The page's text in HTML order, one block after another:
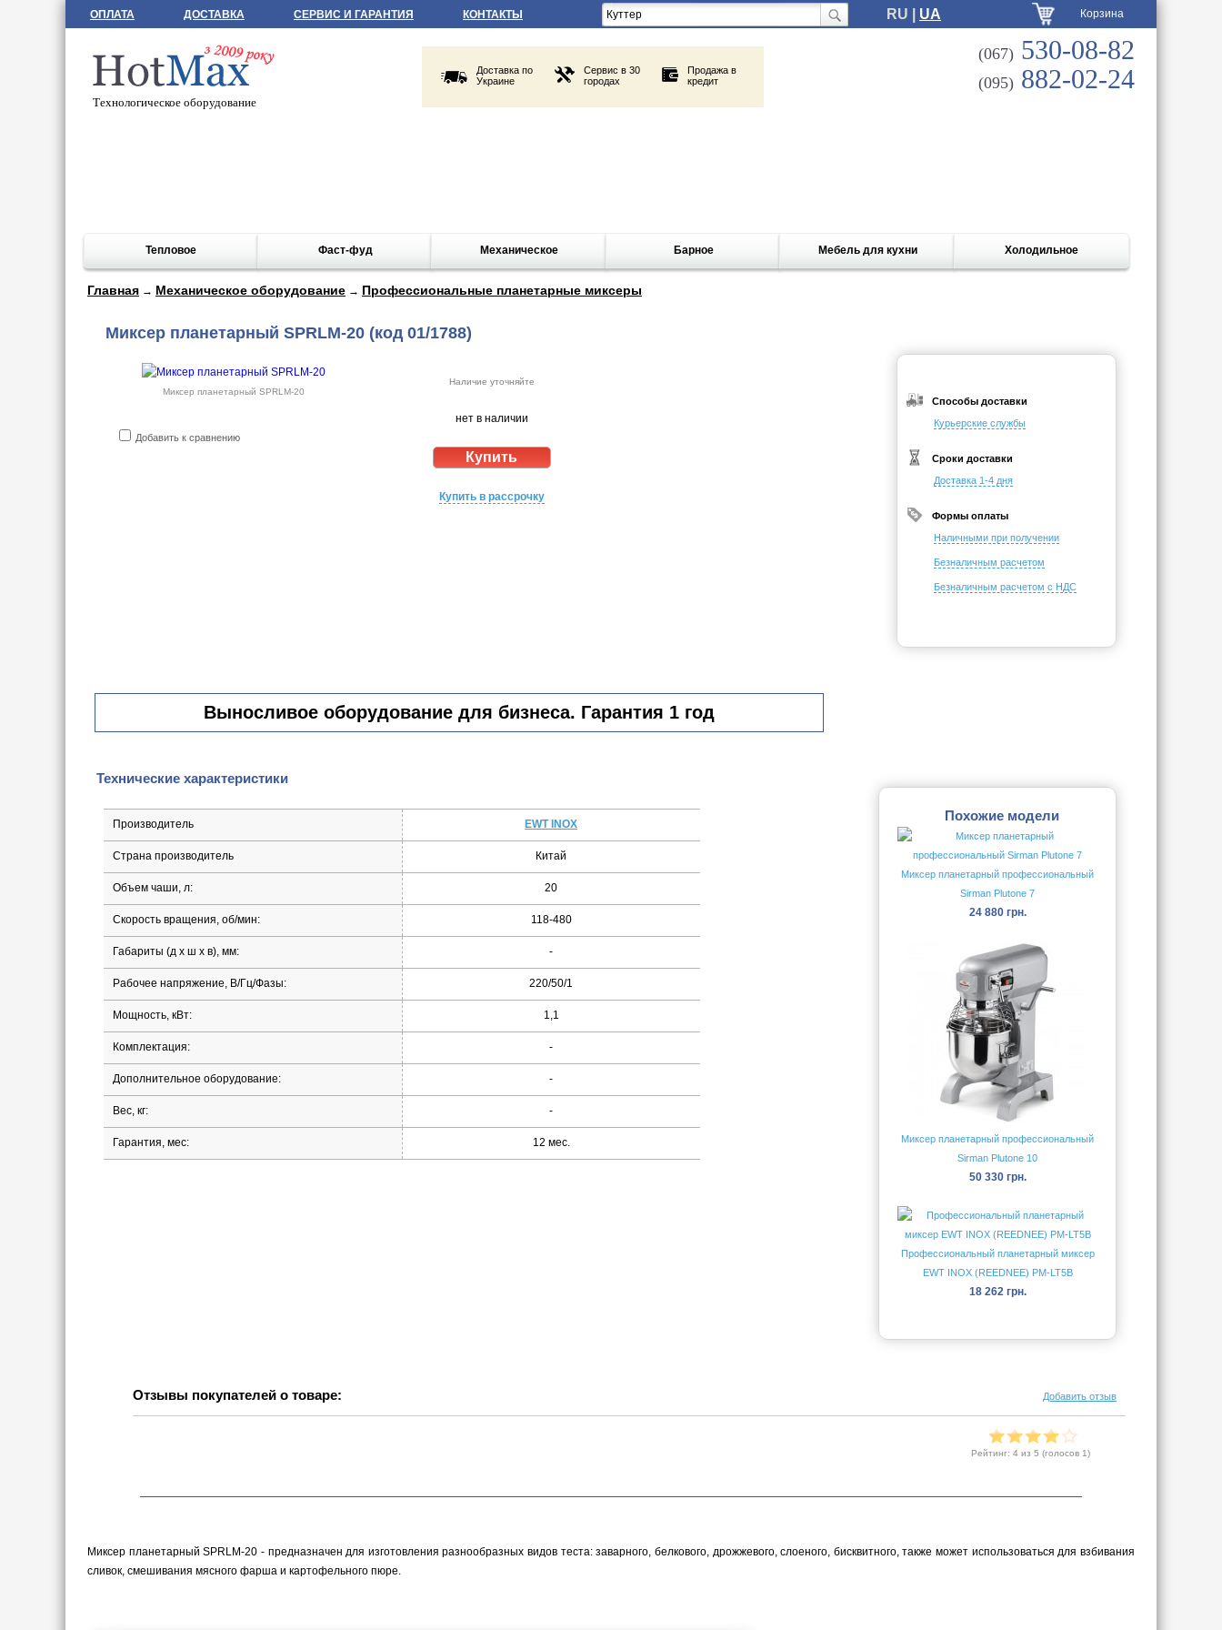
ОПЛАТА ДОСТАВКА СЕРВИС И ГАРАНТИЯ КОНТАКТЫ RU | UA Корзина
Технологическое оборудование
Доставка по
Украине
Сервис в 30
городах
Продажа в
кредит
(067) 530-08-82
(095) 882-02-24
Тепловое Фаст-фуд Механическое Барное Мебель для кухни Холодильное
Главная → Механическое оборудование → Профессиональные планетарные миксеры
Миксер планетарный SPRLM-20 (код 01/1788)
Миксер планетарный SPRLM-20
Добавить к сравнению
Наличие уточняйте
нет в наличии
Купить в рассрочку
Способы доставки
Курьерские службы
Сроки доставки
Доставка 1-4 дня
Формы оплаты
Наличными при получении
Безналичным расчетом
Безналичным расчетом с НДС
Выносливое оборудование для бизнеса. Гарантия 1 год
Технические характеристики
Производитель EWT INOX
Страна производитель Китай
Объем чаши, л: 20
Скорость вращения, об/мин: 118-480
Габариты (д х ш х в), мм: -
Рабочее напряжение, В/Гц/Фазы: 220/50/1
Мощность, кВт: 1,1
Комплектация: -
Дополнительное оборудование: -
Вес, кг: -
Гарантия, мес: 12 мес.
Похожие модели
Миксер планетарный профессиональный
Sirman Plutone 7
24 880 грн.
Миксер планетарный профессиональный
Sirman Plutone 10
50 330 грн.
Профессиональный планетарный миксер
EWT INOX (REEDNEE) PM-LT5B
18 262 грн.
Отзывы покупателей о товаре: Добавить отзыв
Рейтинг: 4 из 5 (голосов 1)
Миксер планетарный SPRLM-20 - предназначен для изготовления разнообразных видов теста: заварного, белкового, дрожжевого, слоеного, бисквитного, также может использоваться для взбивания
сливок, смешивания мясного фарша и картофельного пюре.